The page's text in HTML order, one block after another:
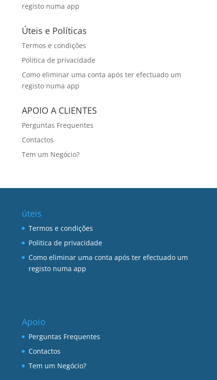
registo numa app
Úteis e Políticas
Termos e condições
Politica de privacidade
Como eliminar uma conta após ter efectuado um
registo numa app
APOIO A CLIENTES
Perguntas Frequentes
Contactos
Tem um Negócio?
úteis
Termos e condições
Politica de privacidade
Como eliminar uma conta após ter efectuado um
registo numa app
Apoio
Perguntas Frequentes
Contactos
Tem um Negócio?